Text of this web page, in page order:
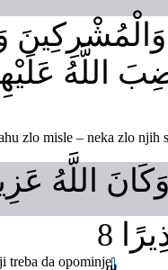
اللَّهُ
zlo misle – neka zlo njih
اللَّهُ
8
treba da opominje